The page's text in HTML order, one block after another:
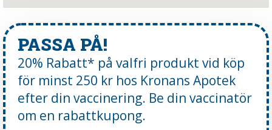
PASSA PÅ!
20% Rabatt* på valfri produkt vid köp
för minst 250 kr hos Kronans Apotek
efter din vaccinering. Be din vaccinatör
om en rabattkupong.